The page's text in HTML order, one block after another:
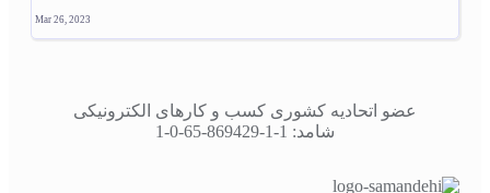
Mar 26, 2023
عضو اتحادیه کشوری کسب و کارهای الکترونیکی
شامد: 1-1-869429-65-0-1